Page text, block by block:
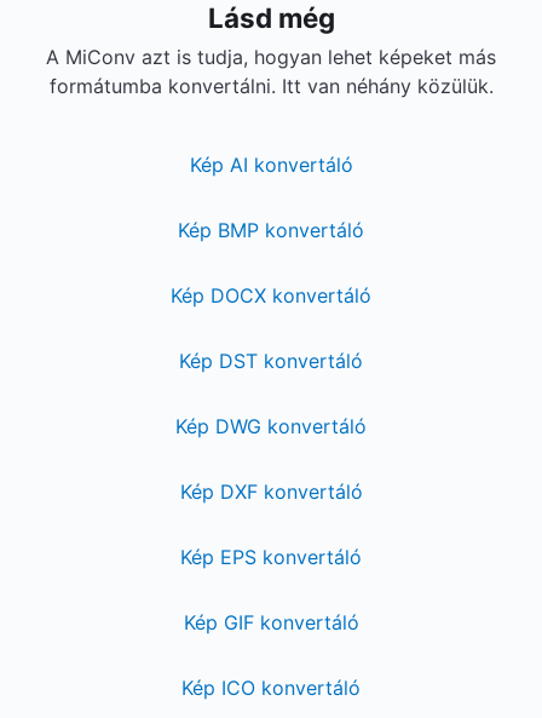
Lásd még
A MiConv azt is tudja, hogyan lehet képeket más
formátumba konvertálni. Itt van néhány közülük.
Kép AI konvertáló
Kép BMP konvertáló
Kép DOCX konvertáló
Kép DST konvertáló
Kép DWG konvertáló
Kép DXF konvertáló
Kép EPS konvertáló
Kép GIF konvertáló
Kép ICO konvertáló